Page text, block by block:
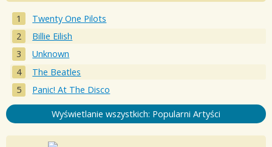
Twenty One Pilots
Billie Eilish
Unknown
The Beatles
Panic! At The Disco
Wyświetlanie wszystkich: Popularni Artyści